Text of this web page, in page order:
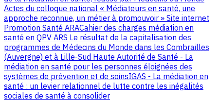
Actes du colloque national « Médiateurs en santé, une
approche reconnue, un métier à promouvoir » Site internet
Promotion Santé ARACahier des charges médiation en
santé en QPV ARS Le résultat de la capitalisation des
programmes de Médecins du Monde dans les Combrailles
(Auvergne) et à Lille-Sud Haute Autorité de Santé - La
médiation en santé pour les personnes éloignées des
systèmes de prévention et de soinsIGAS - La médiation en
santé : un levier relationnel de lutte contre les inégalités
sociales de santé à consolider